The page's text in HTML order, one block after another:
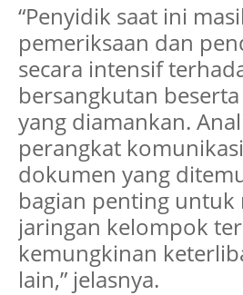
“Penyidik saat ini
pemeriksaan dan
secara intensif
bersangkutan
yang diamankan.
perangkat
dokumen yang
bagian penting untuk
jaringan kelompok
kemungkinan
lain,” jelasnya.